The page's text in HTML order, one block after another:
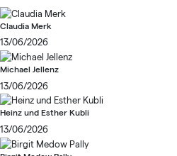
Claudia Merk
13/06/2026
Michael Jellenz
13/06/2026
Heinz und Esther Kubli
13/06/2026